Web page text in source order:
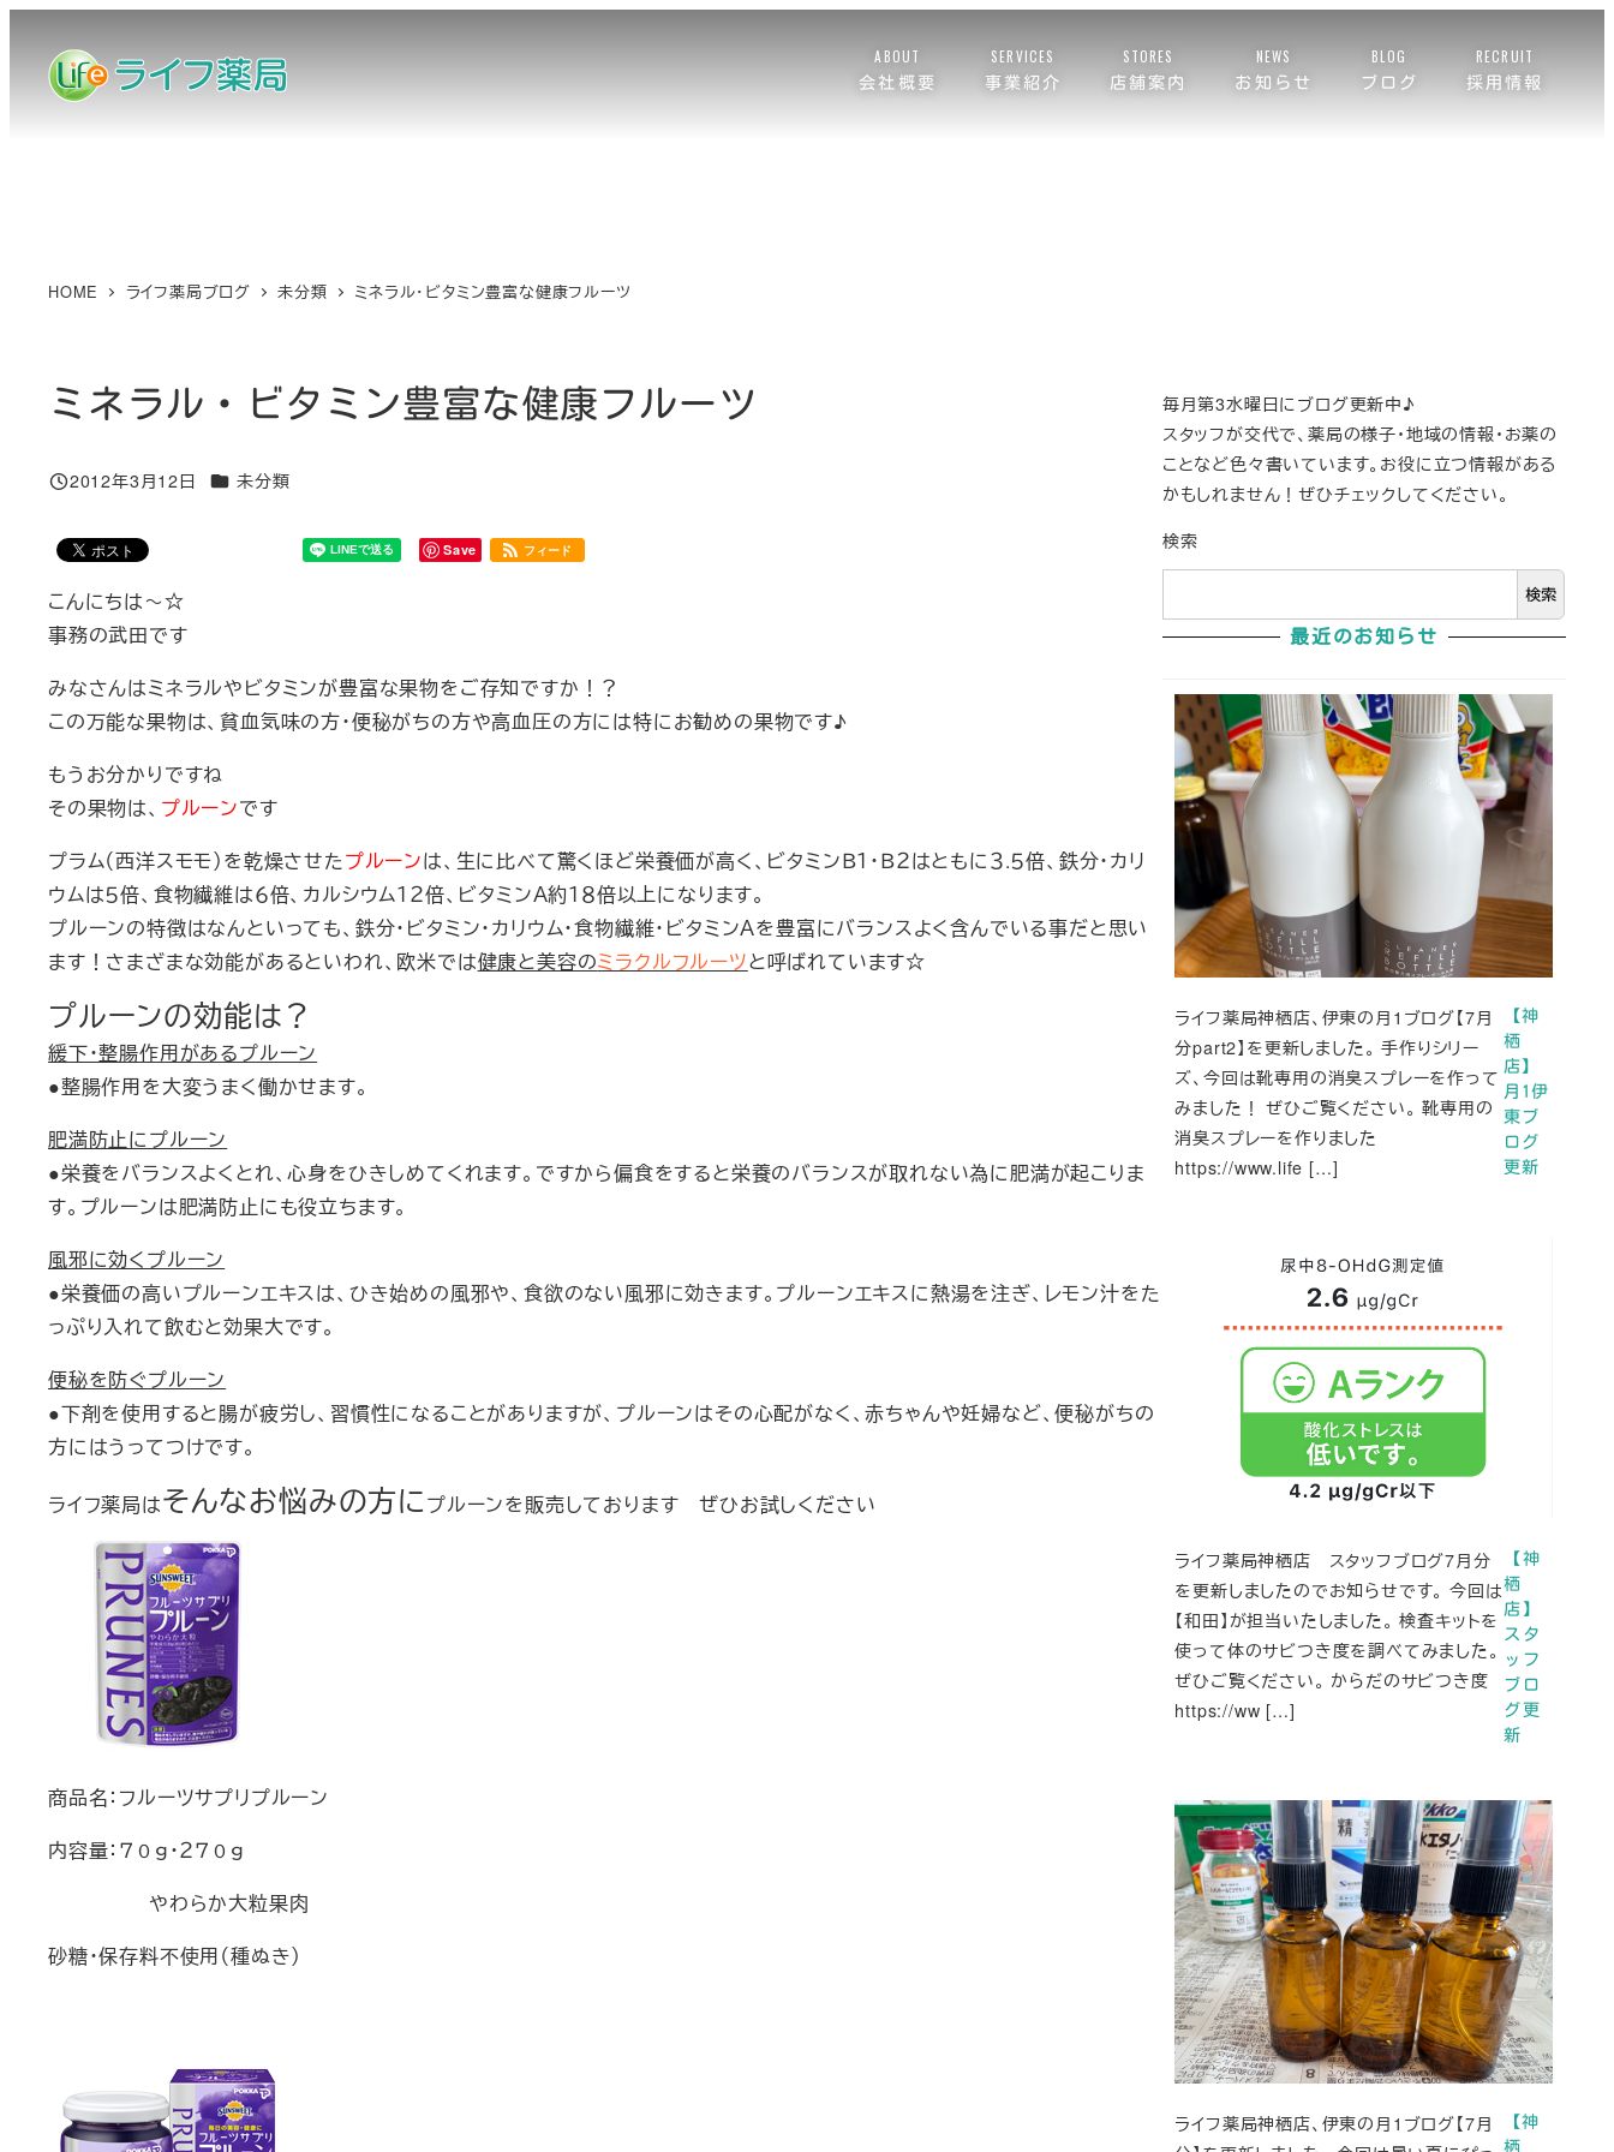
ABOUT
会社概要
SERVICES
事業紹介
STORES
店舗案内
NEWS
お知らせ
BLOG
ブログ
RECRUIT
採用情報
HOME ライフ薬局ブログ 未分類 ミネラル・ビタミン豊富な健康フルーツ
ミネラル・ビタミン豊富な健康フルーツ
投稿日
2012年3月12日 カテゴリー
未分類
Save フィード
こんにちは～☆
事務の武田です
みなさんはミネラルやビタミンが豊富な果物をご存知ですか！？
この万能な果物は、貧血気味の方・便秘がちの方や高血圧の方には特にお勧めの果物です♪
もうお分かりですね
その果物は、 プルーンです
プラム（西洋スモモ）を乾燥させたプルーンは、生に比べて驚くほど栄養価が高く、ビタミンＢ１・Ｂ２はともに３.５倍、鉄分・カリ
ウムは５倍、食物繊維は６倍、カルシウム１２倍、ビタミンＡ約１８倍以上になります。
プルーンの特徴はなんといっても、鉄分・ビタミン・カリウム・食物繊維・ビタミンＡを豊富にバランスよく含んでいる事だと思い
ます！さまざまな効能があるといわれ、欧米では健康と美容のミラクルフルーツと呼ばれています☆
プルーンの効能は？
緩下・整腸作用があるプルーン
●整腸作用を大変うまく働かせます。
肥満防止にプルーン
●栄養をバランスよくとれ、心身をひきしめてくれます。ですから偏食をすると栄養のバランスが取れない為に肥満が起こりま
す。プルーンは肥満防止にも役立ちます。
風邪に効くプルーン
●栄養価の高いプルーンエキスは、ひき始めの風邪や、食欲のない風邪に効きます。プルーンエキスに熱湯を注ぎ、レモン汁をた
っぷり入れて飲むと効果大です。
便秘を防ぐプルーン
●下剤を使用すると腸が疲労し、習慣性になることがありますが、プルーンはその心配がなく、赤ちゃんや妊婦など、便秘がちの
方にはうってつけです。
ライフ薬局はそんなお悩みの方にプルーンを販売しております ぜひお試しください
商品名：フルーツサプリプルーン
内容量：７０ｇ・２７０ｇ
やわらか大粒果肉
砂糖・保存料不使用（種ぬき）
毎月第3水曜日にブログ更新中♪
スタッフが交代で、薬局の様子・地域の情報・お薬の
ことなど色々書いています。お役に立つ情報がある
かもしれません！ぜひチェックしてください。
検索
検索
最近のお知らせ
【神
栖
店】
月1伊
東ブ
ログ
更新
ライフ薬局神栖店、伊東の月1ブログ【7月
分part2】を更新しました。 手作りシリー
ズ、今回は靴専用の消臭スプレーを作って
みました！ ぜひご覧ください。 靴専用の
消臭スプレーを作りました
https://www.life […]
【神
栖
店】
スタ
ッフ
ブロ
グ更
新
ライフ薬局神栖店 スタッフブログ7月分
を更新しましたのでお知らせです。 今回は
【和田】が担当いたしました。 検査キットを
使って体のサビつき度を調べてみました。
ぜひご覧ください。 からだのサビつき度
https://ww […]
【神
栖
ライフ薬局神栖店、伊東の月1ブログ【7月